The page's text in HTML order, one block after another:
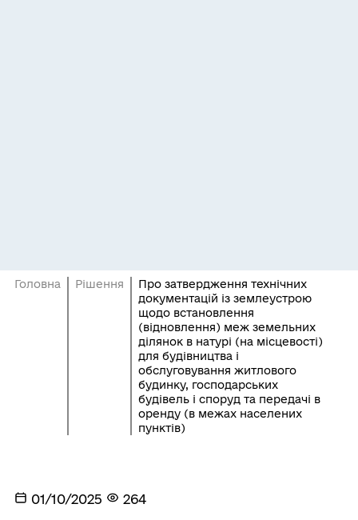
Головна Рішення
Про затвердження технічних
документацій із землеустрою
щодо встановлення
(відновлення) меж земельних
ділянок в натурі (на місцевості)
для будівництва і
обслуговування житлового
будинку, господарських
будівель і споруд та передачі в
оренду (в межах населених
пунктів)
01/10/2025 264